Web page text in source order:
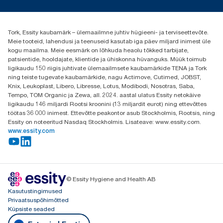
+37253322264
Leia Tork maaletooja
Essity Estonia OÜ
Reti Tee 9, Peetri alevik, Rae vald
Harju maakond
75312 Estonia
Tork, Essity kaubamärk – ülemaailmne juhtiv hügieeni- ja terviseettevõte.
Meie tooteid, lahendusi ja teenuseid kasutab iga päev miljard inimest üle
kogu maailma. Meie eesmärk on lõhkuda heaolu tõkked tarbijate,
patsientide, hooldajate, klientide ja ühiskonna hüvanguks. Müük toimub
ligikaudu 150 riigis juhtivate ülemaailmsete kaubamärkide TENA ja Tork
ning teiste tugevate kaubamärkide, nagu Actimove, Cutimed, JOBST,
Knix, Leukoplast, Libero, Libresse, Lotus, Modibodi, Nosotras, Saba,
Tempo, TOM Organic ja Zewa, all. 2024. aastal ulatus Essity netokäive
ligikaudu 146 miljardi Rootsi kroonini (13 miljardit eurot) ning ettevõttes
töötas 36 000 inimest. Ettevõtte peakontor asub Stockholmis, Rootsis, ning
Essity on noteeritud Nasdaq Stockholmis. Lisateave: www.essity.com.
www.essity.com
© Essity Hygiene and Health AB
Kasutustingimused
Privaatsuspõhimõtted
Küpsiste seaded